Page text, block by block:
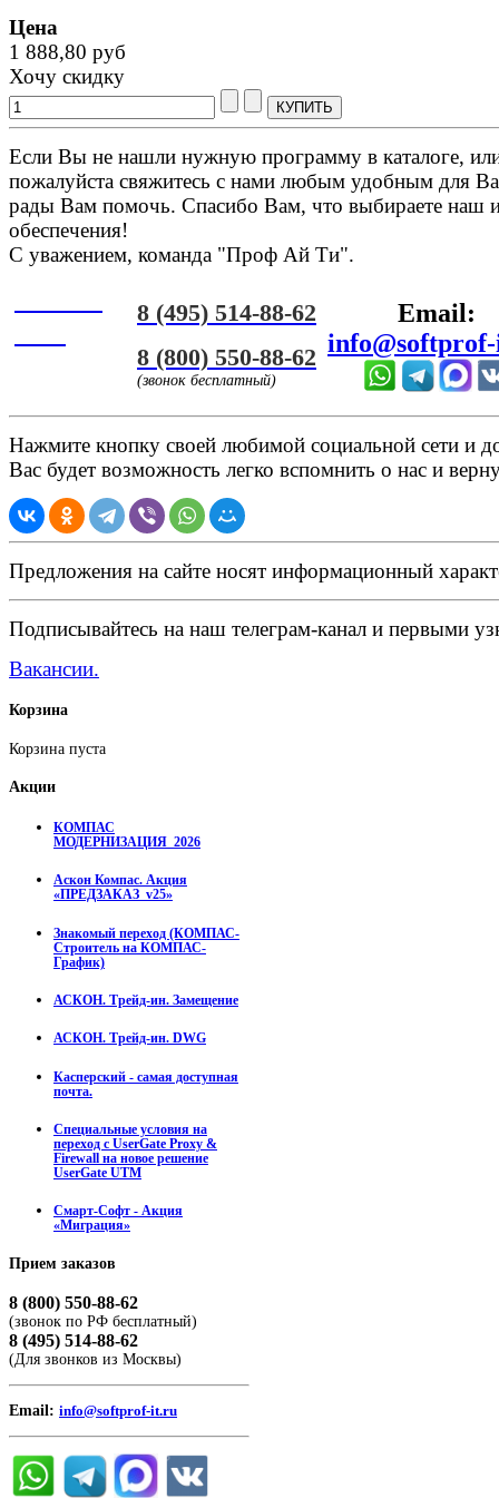
Цена
1 888,80 руб
Хочу скидку
Если Вы не нашли нужную программу в каталоге,
пожалуйста свяжитесь с нами любым удобным для
рады Вам помочь. Спасибо Вам, что выбираете наш
обеспечения!
С уважением, команда "Проф Ай Ти".
8 (495) 514-88-62
8 (800) 550-88-62
(звонок бесплатный)
Email:
Нажмите кнопку своей любимой социальной сети и
Вас будет возможность легко вспомнить о нас и
Предложения на сайте носят информационный
Подписывайтесь на наш телеграм-канал и первыми
Вакансии.
Корзина
Корзина пуста
Акции
КОМПАС
МОДЕРНИЗАЦИЯ_2026
Аскон Компас. Акция
«ПРЕДЗАКАЗ_v25»
Знакомый переход (КОМПАС-
Строитель на КОМПАС-
График)
АСКОН. Трейд-ин. Замещение
АСКОН. Трейд-ин. DWG
Касперский - самая доступная
почта.
Специальные условия на
переход с UserGate Proxy &
Firewall на новое решение
UserGate UTM
Смарт-Софт - Акция
«Миграция»
Прием заказов
8 (800) 550-88-62
(звонок по РФ бесплатный)
8 (495) 514-88-62
(Для звонков из Москвы)
Email: info@softprof-it.ru